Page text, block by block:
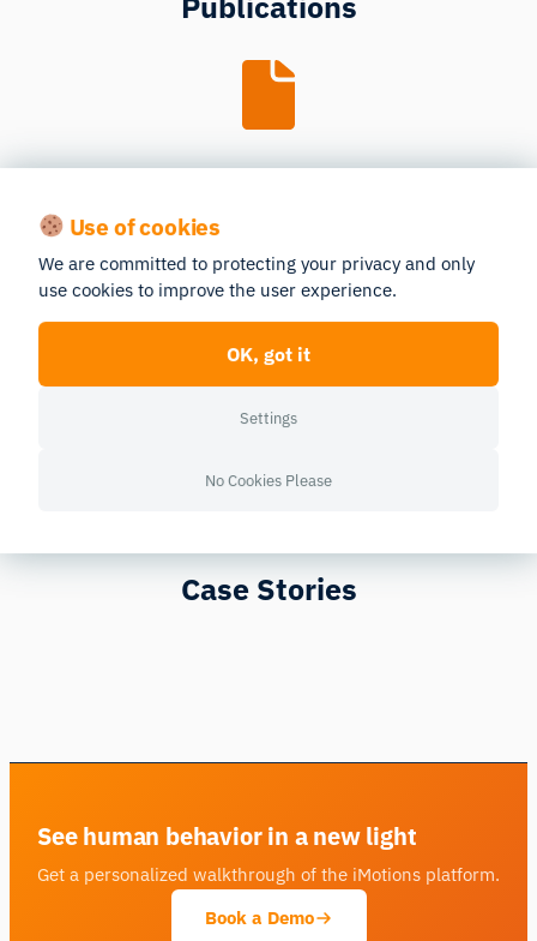
Webinars
Case Stories
See human behavior in a new light
Get a personalized walkthrough of the iMotions platform.
Book a Demo
Use of cookies
We are committed to protecting your privacy and only
use cookies to improve the user experience.
OK, got it
Settings
No Cookies Please